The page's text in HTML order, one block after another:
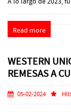
Read more
WESTERN
REMESAS A
05-02-2024